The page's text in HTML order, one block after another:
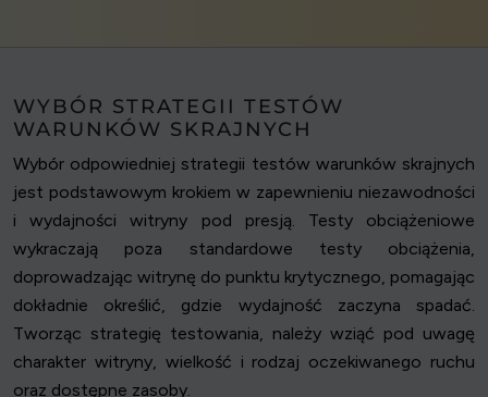
WYBÓR STRATEGII TESTÓW
WARUNKÓW SKRAJNYCH
Wybór odpowiedniej strategii testów warunków skrajnych
jest podstawowym krokiem w zapewnieniu niezawodności
i wydajności witryny pod presją. Testy obciążeniowe
wykraczają poza standardowe testy obciążenia,
doprowadzając witrynę do punktu krytycznego, pomagając
dokładnie określić, gdzie wydajność zaczyna spadać.
Tworząc strategię testowania, należy wziąć pod uwagę
charakter witryny, wielkość i rodzaj oczekiwanego ruchu
oraz dostępne zasoby.